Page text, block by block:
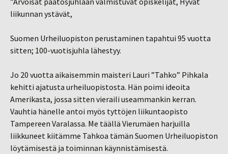
liikunnan ystävät,
Suomen Urheiluopiston perustaminen tapahtui 95 vuotta
sitten; 100-vuotisjuhla lähestyy.
Jo 20 vuotta aikaisemmin maisteri Lauri ”Tahko” Pihkala
kehitti ajatusta urheiluopistosta. Hän poimi ideoita
Amerikasta, jossa sitten vieraili useammankin kerran.
Vauhtia hänelle antoi myös tyttöjen liikuntaopisto
Tampereen Varalassa. Me täällä Vierumäen harjuilla
liikkuneet kiitämme Tahkoa tämän Suomen Urheiluopiston
löytämisestä ja toiminnan käynnistämisestä.